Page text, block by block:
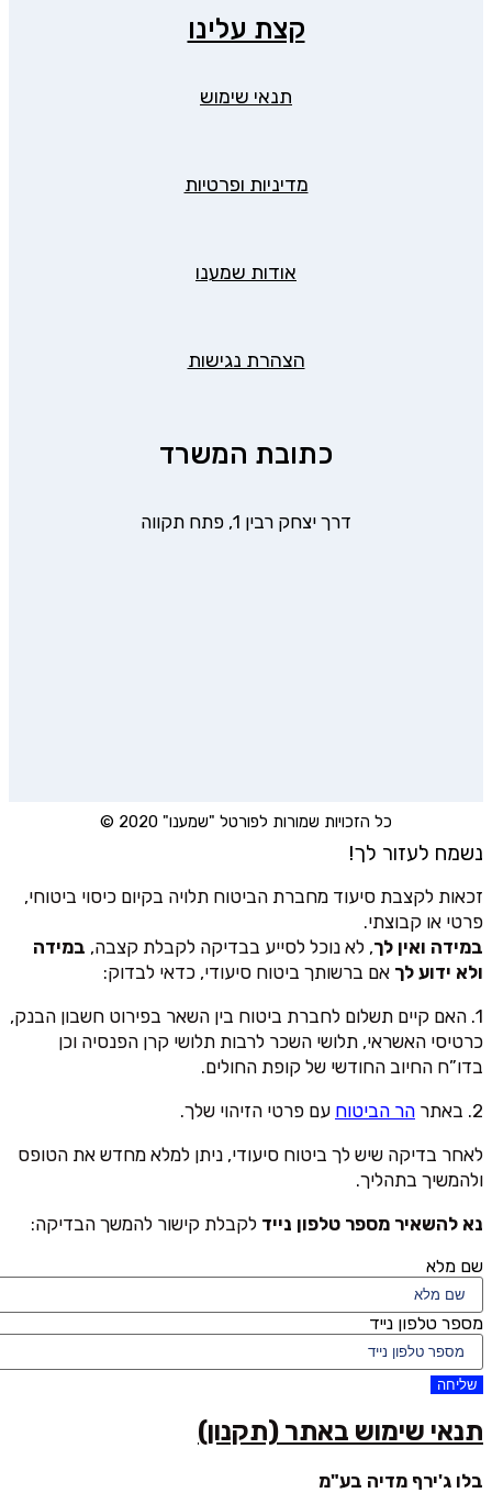
קצת עלינו
תנאי שימוש
מדיניות ופרטיות
אודות שמענו
הצהרת נגישות
כתובת המשרד
דרך יצחק רבין 1, פתח תקווה
כל הזכויות שמורות לפורטל "שמענו" 2020 ©
נשמח לעזור לך!
זכאות לקצבת סיעוד מחברת הביטוח תלויה בקיום כיסוי ביטוחי,
פרטי או קבוצתי.
במידה ואין לך, לא נוכל לסייע בבדיקה לקבלת קצבה, במידה
ולא ידוע לך אם ברשותך ביטוח סיעודי, כדאי לבדוק:
1. האם קיים תשלום לחברת ביטוח בין השאר בפירוט חשבון הבנק,
כרטיסי האשראי, תלושי השכר לרבות תלושי קרן הפנסיה וכן
בדו”ח החיוב החודשי של קופת החולים.
2. באתר
הר הביטוח עם פרטי הזיהוי שלך.
לאחר בדיקה שיש לך ביטוח סיעודי, ניתן למלא מחדש את הטופס
ולהמשיך בתהליך.
נא להשאיר מספר טלפון נייד לקבלת קישור להמשך הבדיקה:
שם מלא
מספר טלפון נייד
שליחה
תנאי שימוש באתר (תקנון)
בלו ג'ירף מדיה בע"מ